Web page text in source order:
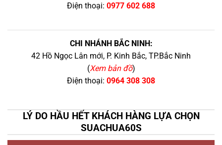
Điện thoại: 0977 602 688
CHI NHÁNH BẮC NINH:
42 Hồ Ngọc Lân mới, P. Kinh Bắc, TP.Bắc Ninh
(Xem bản đồ)
Điện thoại: 0964 308 308
LÝ DO HẦU HẾT KHÁCH HÀNG LỰA CHỌN
SUACHUA60S